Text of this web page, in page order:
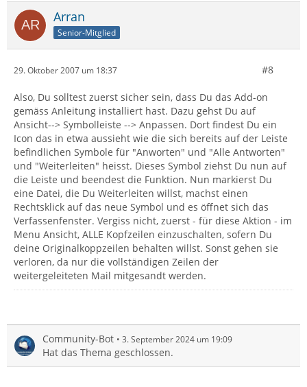
Arran
Senior-Mitglied
29. Oktober 2007 um 18:37 #8
Also, Du solltest zuerst sicher sein, dass Du das Add-on
gemäss Anleitung installiert hast. Dazu gehst Du auf
Ansicht--> Symbolleiste --> Anpassen. Dort findest Du ein
Icon das in etwa aussieht wie die sich bereits auf der Leiste
befindlichen Symbole für "Anworten" und "Alle Antworten"
und "Weiterleiten" heisst. Dieses Symbol ziehst Du nun auf
die Leiste und beendest die Funktion. Nun markierst Du
eine Datei, die Du Weiterleiten willst, machst einen
Rechtsklick auf das neue Symbol und es öffnet sich das
Verfassenfenster. Vergiss nicht, zuerst - für diese Aktion - im
Menu Ansicht, ALLE Kopfzeilen einzuschalten, sofern Du
deine Originalkoppzeilen behalten willst. Sonst gehen sie
verloren, da nur die vollständigen Zeilen der
weitergeleiteten Mail mitgesandt werden.
Community-Bot 3. September 2024 um 19:09
Hat das Thema geschlossen.